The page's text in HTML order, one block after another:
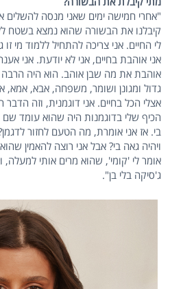
"אחרי חמישה ימים שאני מנסה
קיבלנו את הבשורה שהוא נמצא בשטח
לי החיים. אני צריכה להתחיל ללמוד מי
אני אוהבת בחיים, אני לא יודעת. אני
אוהבת את מה שבן אוהב. הוא היה הרבה
גדול ומגונן ושומר, משפחה, אבא, אמא,
אצלי הכל בחיים. אני דוגמנית, וזה הדבר
הכיף שלי בדוגמנות היה שהוא עומד
בי. אז אני אומרת, מה הטעם לחזור
ויהיה גאה בי? אבל אני רוצה להאמין
אומר לי 'קומי', שהוא מרים אותי
ג'סיקה בלי בן".